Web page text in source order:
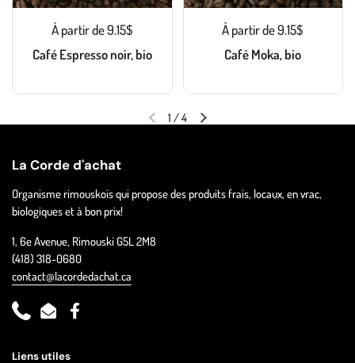
À partir de 9.15$
Café Espresso noir, bio
À partir de 9.15$
Café Moka, bio
1 /4
La Corde d'achat
Organisme rimouskois qui propose des produits frais, locaux, en vrac,
biologiques et à bon prix!
1, 6e Avenue, Rimouski G5L 2M8
(418) 318-0680
contact@lacordedachat.ca
PhoneEmailFacebook
Liens utiles